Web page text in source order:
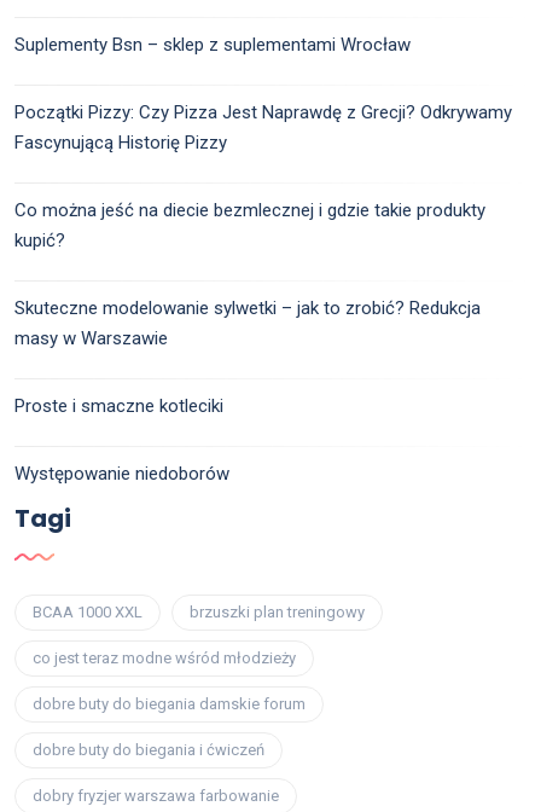
Suplementy Bsn – sklep z suplementami Wrocław
Początki Pizzy: Czy Pizza Jest Naprawdę z Grecji? Odkrywamy
Fascynującą Historię Pizzy
Co można jeść na diecie bezmlecznej i gdzie takie produkty
kupić?
Skuteczne modelowanie sylwetki – jak to zrobić? Redukcja
masy w Warszawie
Proste i smaczne kotleciki
Występowanie niedoborów
Tagi
BCAA 1000 XXL brzuszki plan treningowy
co jest teraz modne wśród młodzieży
dobre buty do biegania damskie forum
dobre buty do biegania i ćwiczeń
dobry fryzjer warszawa farbowanie